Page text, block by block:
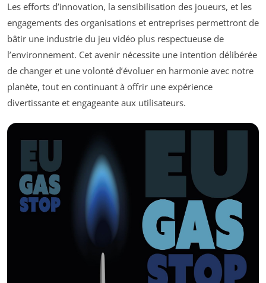
Les efforts d’innovation, la sensibilisation des joueurs, et les
engagements des organisations et entreprises permettront de
bâtir une industrie du jeu vidéo plus respectueuse de
l’environnement. Cet avenir nécessite une intention délibérée
de changer et une volonté d’évoluer en harmonie avec notre
planète, tout en continuant à offrir une expérience
divertissante et engageante aux utilisateurs.